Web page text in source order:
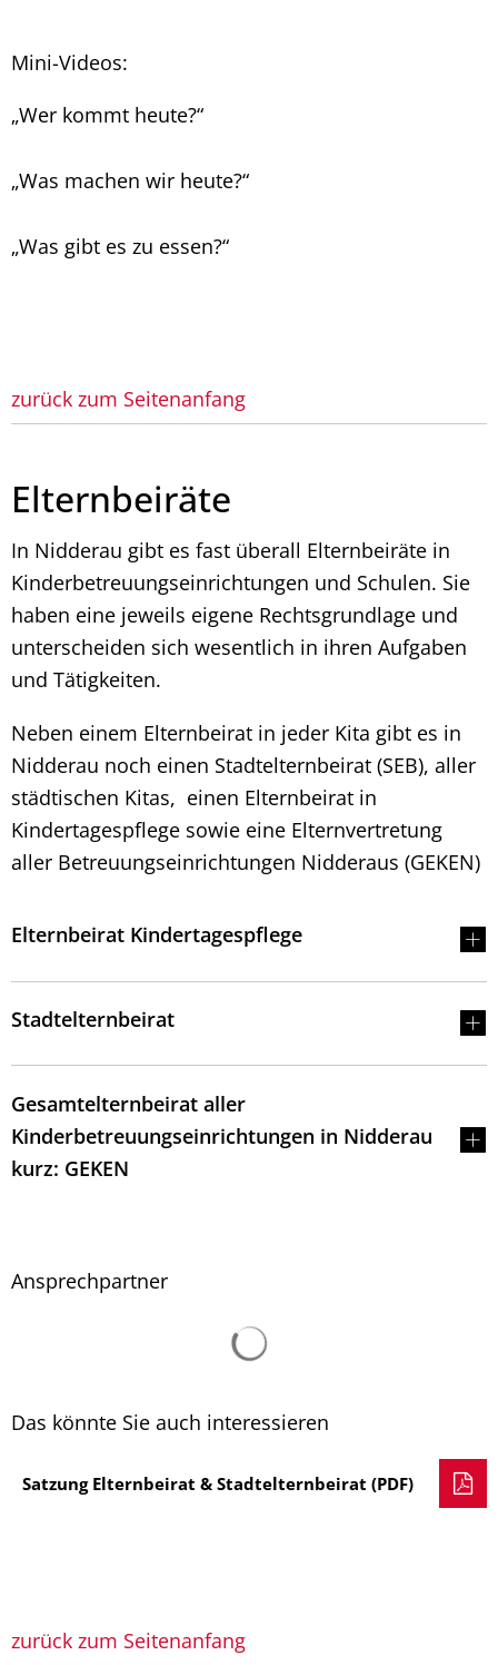
Mini-Videos:
„Wer kommt heute?“
„Was machen wir heute?“
„Was gibt es zu essen?“
zurück zum Seitenanfang
Elternbeiräte
In Nidderau gibt es fast überall Elternbeiräte in
Kinderbetreuungseinrichtungen und Schulen. Sie
haben eine jeweils eigene Rechtsgrundlage und
unterscheiden sich wesentlich in ihren Aufgaben
und Tätigkeiten.
Neben einem Elternbeirat in jeder Kita gibt es in
Nidderau noch einen Stadtelternbeirat (SEB), aller
städtischen Kitas, einen Elternbeirat in
Kindertagespflege sowie eine Elternvertretung
aller Betreuungseinrichtungen Nidderaus (GEKEN)
Elternbeirat Kindertagespflege
Stadtelternbeirat
Gesamtelternbeirat aller
Kinderbetreuungseinrichtungen in Nidderau
kurz: GEKEN
Ansprechpartner
Das könnte Sie auch interessieren
Satzung Elternbeirat & Stadtelternbeirat (PDF)
zurück zum Seitenanfang